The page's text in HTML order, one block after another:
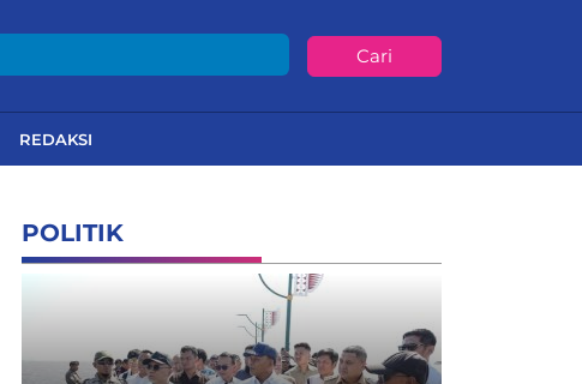
Cari
REDAKSI
POLITIK